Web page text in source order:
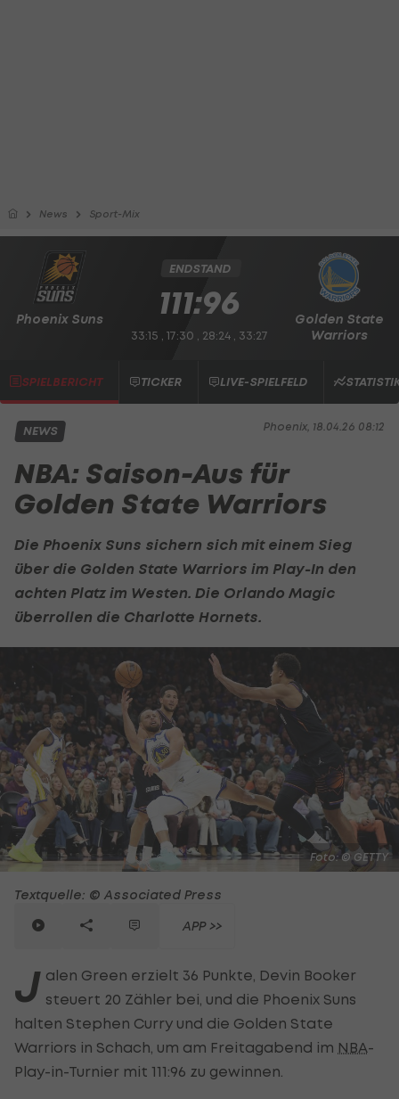
News Sport-Mix
Phoenix Suns
Golden State
Warriors
ENDSTAND
111:96
33:15 , 17:30 , 28:24 , 33:27
SPIELBERICHT TICKER LIVE-SPIELFELD
Phoenix, 18.04.26 08:12
NEWS
NBA: Saison-Aus für
Golden State Warriors
Die Phoenix Suns sichern sich mit einem Sieg
über die Golden State Warriors im Play-In den
achten Platz im Westen. Die Orlando Magic
überrollen die Charlotte Hornets.
Foto: © GETTY
Textquelle: © Associated Press
APP >>
J alen Green erzielt 36 Punkte, Devin Booker
steuert 20 Zähler bei, und die Phoenix Suns
halten Stephen Curry und die Golden State
Warriors in Schach, um am Freitagabend im NBA-
Play-in-Turnier mit 111:96 zu gewinnen.